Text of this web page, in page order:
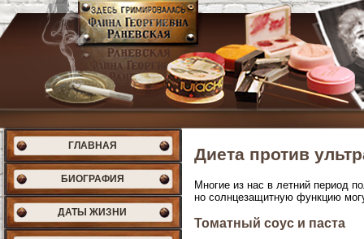
ГЛАВНАЯ
БИОГРАФИЯ
ДАТЫ ЖИЗНИ
Диета против
Многие из нас в летний период
но солнцезащитную функцию
Томатный соус и паста